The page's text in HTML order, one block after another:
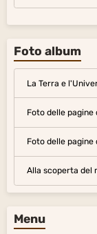
Foto album
La Terra e
Foto delle pagine
Foto delle pagine
Alla scoperta del
Menu